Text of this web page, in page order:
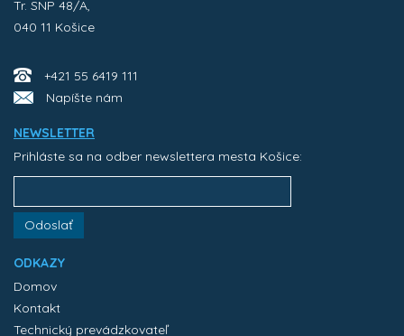
Tr. SNP 48/A,
040 11 Košice
+421 55 6419 111
Napíšte nám
NEWSLETTER
Prihláste sa na odber newslettera mesta Košice:
Odoslať
ODKAZY
Domov
Kontakt
Technický prevádzkovateľ